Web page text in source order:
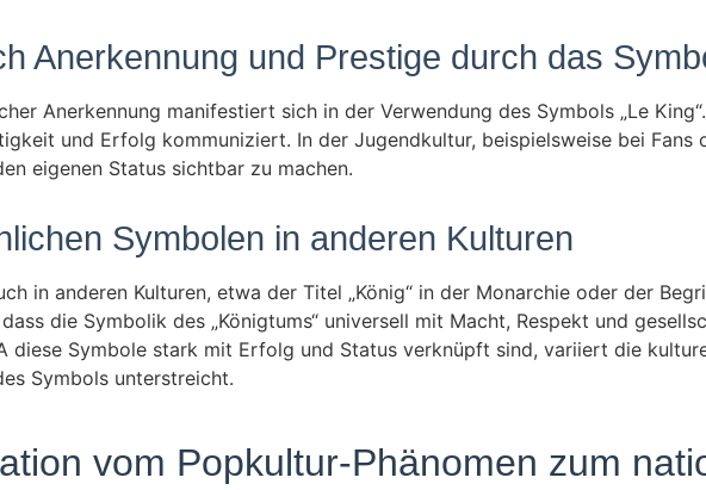
Anerkennung und Prestige durch das
Anerkennung manifestiert sich in der Verwendung des Symbols „Le
und Erfolg kommuniziert. In der Jugendkultur, beispielsweise bei
eigenen Status sichtbar zu machen.
Symbolen in anderen Kulturen
in anderen Kulturen, etwa der Titel „König“ in der Monarchie oder der
die Symbolik des „Königtums“ universell mit Macht, Respekt und
diese Symbole stark mit Erfolg und Status verknüpft sind, variiert die
Symbols unterstreicht.
vom Popkultur-Phänomen zum